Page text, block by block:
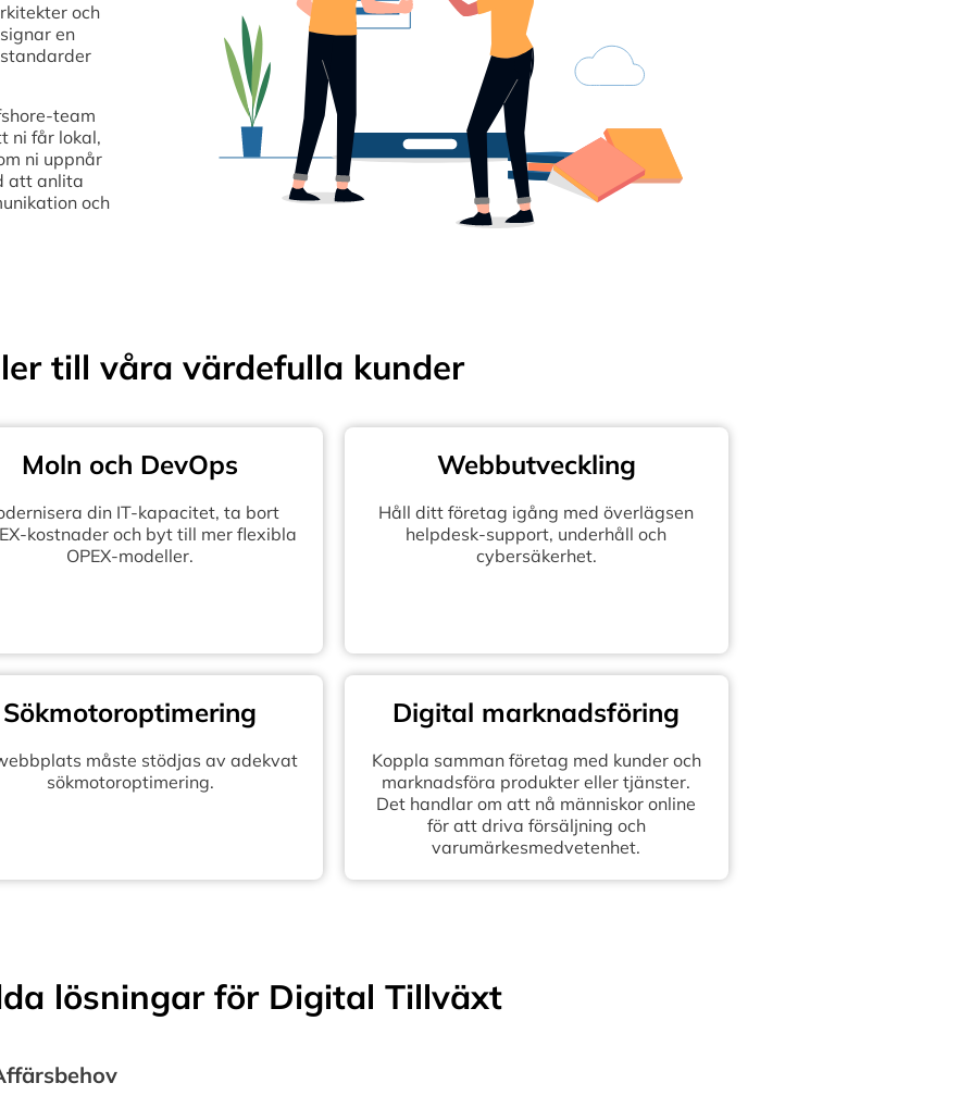
och
en
team
ni får lokal,
ni uppnår
att anlita
och
till våra värdefulla kunder
Moln och DevOps
din IT-kapacitet, ta bort
kostnader och byt till mer flexibla
OPEX-modeller.
Webbutveckling
Håll ditt företag igång med överlägsen
helpdesk-support, underhåll och
cybersäkerhet.
Sökmotoroptimering
måste stödjas av adekvat
sökmotoroptimering.
Digital marknadsföring
Koppla samman företag med kunder och
marknadsföra produkter eller tjänster.
Det handlar om att nå människor online
för att driva försäljning och
varumärkesmedvetenhet.
lösningar för Digital Tillväxt